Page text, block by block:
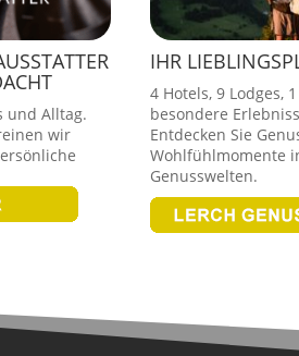
und Alltag.
wir
IHR
4 Hotels, 9 Lodges,
besondere
Entdecken Sie
Wohlfühlmomente
Genusswelten.